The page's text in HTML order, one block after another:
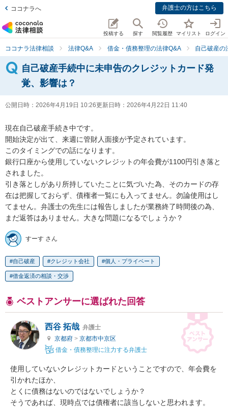
ココナラへ 弁護士の方はこちら
投稿する 探す 閲覧履歴 マイリスト ログイン
ココナラ法律相談 法律Q&A 借金・債務整理の法律Q&A 自己破産の
自己破産手続中に未申告のクレジットカード発
覚、影響は？
公開日時： 2026年4月19日 10:26更新日時： 2026年4月22日 11:40
現在自己破産手続き中です。
開始決定が出て、来週に管財人面接が予定されています。
このタイミングでの話になります。
銀行口座から使用していないクレジットの年会費が1100円引き落と
されました。
引き落としがあり所持していたことに気づいた為、そのカードの存
在は把握しておらず、債権者一覧にも入ってません。勿論使用はし
てません。弁護士の先生には報告しましたが業務終了時間後の為、
まだ返答はありません。大きな問題になるでしょうか？
すーす さん
自己破産 クレジット会社 個人・プライベート
借金返済の相談・交渉
ベストアンサーに選ばれた回答
西谷 拓哉 弁護士
京都府 > 京都市中京区
借金・債務整理に注力する弁護士
使用していないクレジットカードということですので、年会費を
引かれたほか、
とくに債務はないのではないでしょうか？
そうであれば、現時点では債権者に該当しないと思われます。